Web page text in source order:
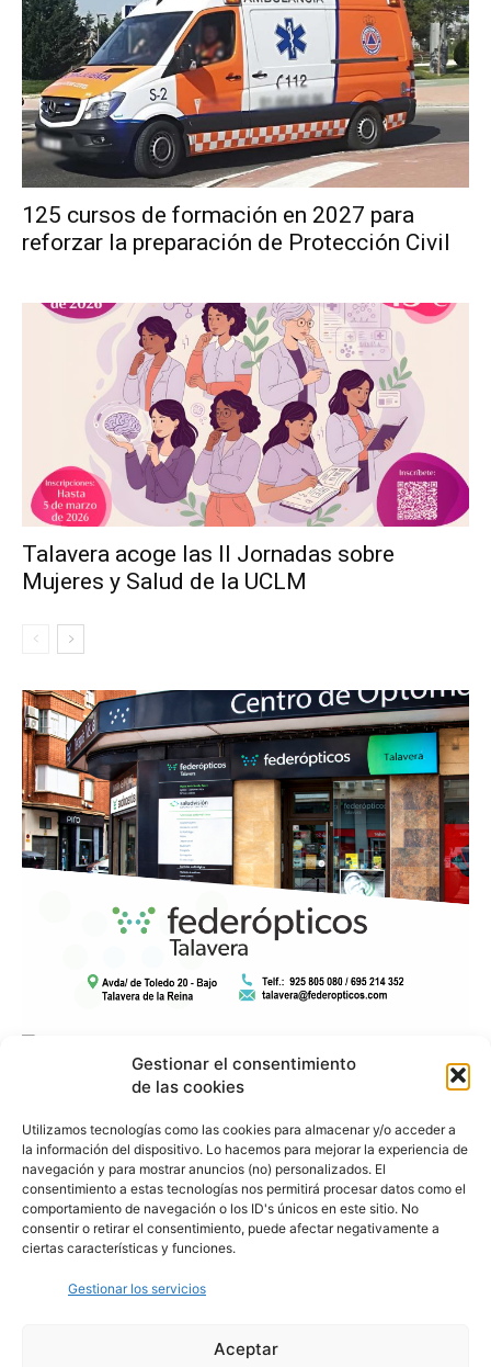
Gestionar el consentimiento
de las cookies
Utilizamos tecnologías como las cookies para almacenar y/o acceder a
la información del dispositivo. Lo hacemos para mejorar la experiencia de
navegación y para mostrar anuncios (no) personalizados. El
consentimiento a estas tecnologías nos permitirá procesar datos como el
comportamiento de navegación o los ID's únicos en este sitio. No
consentir o retirar el consentimiento, puede afectar negativamente a
ciertas características y funciones.
Gestionar los servicios
Aceptar
125 cursos de formación en 2027 para
reforzar la preparación de Protección Civil
Talavera acoge las II Jornadas sobre
Mujeres y Salud de la UCLM